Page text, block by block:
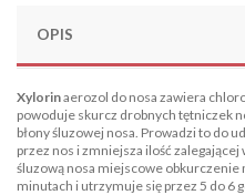
OPIS
Xylorinaerozol do nosa zawiera
powoduje skurcz drobnych tętniczek
błony śluzowej nosa. Prowadzi to do
przez nos i zmniejsza ilość
śluzową nosa miejscowe
minutach i utrzymuje się przez 5 do 6